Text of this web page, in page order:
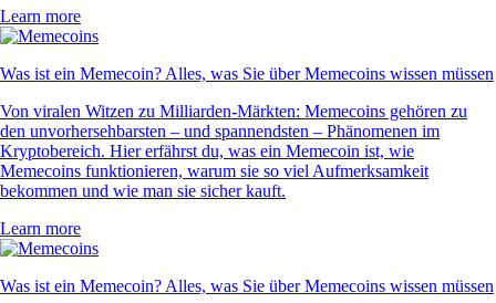
Learn more
Was ist ein Memecoin? Alles, was Sie über Memecoins wissen müssen
Von viralen Witzen zu Milliarden-Märkten: Memecoins gehören zu
den unvorhersehbarsten – und spannendsten – Phänomenen im
Kryptobereich. Hier erfährst du, was ein Memecoin ist, wie
Memecoins funktionieren, warum sie so viel Aufmerksamkeit
bekommen und wie man sie sicher kauft.
Learn more
Was ist ein Memecoin? Alles, was Sie über Memecoins wissen müssen